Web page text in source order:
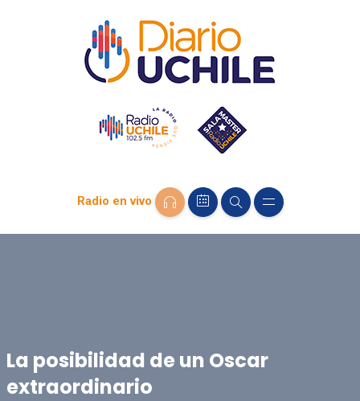
Radio en vivo
La posibilidad de un Oscar
extraordinario